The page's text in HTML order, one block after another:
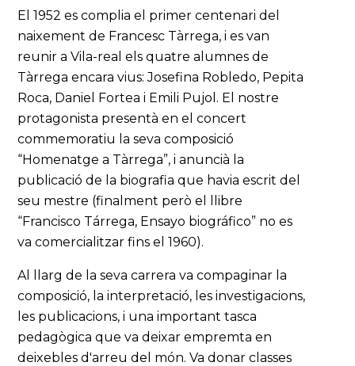
El 1952 es complia el primer centenari del
naixement de Francesc Tàrrega, i es van
reunir a Vila-real els quatre alumnes de
Tàrrega encara vius: Josefina Robledo, Pepita
Roca, Daniel Fortea i Emili Pujol. El nostre
protagonista presentà en el concert
commemoratiu la seva composició
“Homenatge a Tàrrega”, i anuncià la
publicació de la biografia que havia escrit del
seu mestre (finalment però el llibre
“Francisco Tárrega, Ensayo biográfico” no es
va comercialitzar fins el 1960).
Al llarg de la seva carrera va compaginar la
composició, la interpretació, les investigacions,
les publicacions, i una important tasca
pedagògica que va deixar empremta en
deixebles d'arreu del món. Va donar classes